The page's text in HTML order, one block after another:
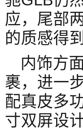
应，尾部
的质感得
内饰方
裹，进一
配真皮多
寸双屏设